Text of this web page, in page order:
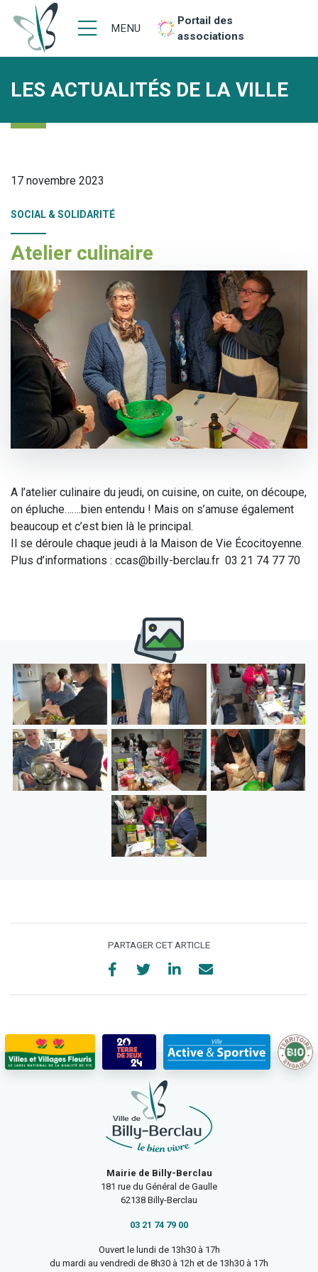
MENU
Portail des
associations
LES ACTUALITÉS DE LA VILLE
17 novembre 2023
SOCIAL & SOLIDARITÉ
Atelier culinaire
A l’atelier culinaire du jeudi, on cuisine, on cuite, on découpe,
on épluche…….bien entendu ! Mais on s’amuse également
beaucoup et c’est bien là le principal.
Il se déroule chaque jeudi à la Maison de Vie Écocitoyenne.
Plus d’informations : ccas@billy-berclau.fr 03 21 74 77 70
PARTAGER CET ARTICLE
Mairie de Billy-Berclau
181 rue du Général de Gaulle
62138 Billy-Berclau
03 21 74 79 00
Ouvert le lundi de 13h30 à 17h
du mardi au vendredi de 8h30 à 12h et de 13h30 à 17h